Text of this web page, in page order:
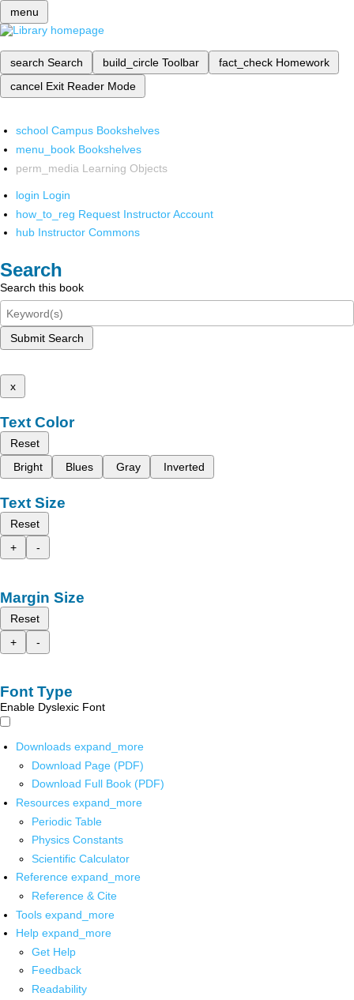
menu
search Search build_circle Toolbar fact_check Homework
cancel Exit Reader Mode
school Campus Bookshelves
menu_book Bookshelves
perm_media Learning Objects
login Login
how_to_reg Request Instructor Account
hub Instructor Commons
Search
Search this book
Submit Search
x
Text Color
Reset
Bright
Blues Gray Inverted
Text Size
Reset
+
-
Margin Size
Reset
+
-
Font Type
Enable Dyslexic Font
Downloads expand_more
Download Page (PDF)
Download Full Book (PDF)
Resources expand_more
Periodic Table
Physics Constants
Scientific Calculator
Reference expand_more
Reference & Cite
Tools expand_more
Help expand_more
Get Help
Feedback
Readability